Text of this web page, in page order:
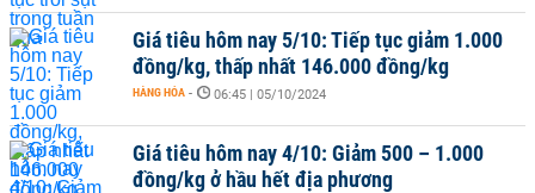
Giá tiêu hôm nay 5/10: Tiếp tục giảm 1.000
đồng/kg, thấp nhất 146.000 đồng/kg
HÀNG HÓA - 06:45 | 05/10/2024
Giá tiêu hôm nay 4/10: Giảm 500 – 1.000
đồng/kg ở hầu hết địa phương